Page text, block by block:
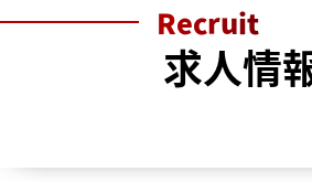
Recruit
求人情